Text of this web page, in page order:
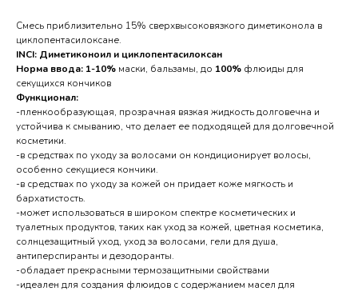
Смесь приблизительно 15% сверхвысоковязкого диметиконола в
циклопентасилоксане.
INCI: Диметиконоил и циклопентасилоксан
Норма ввода: 1-10% маски, бальзамы, до 100% флюиды для
секущихся кончиков
Функционал:
-пленкообразующая, прозрачная вязкая жидкость долговечна и
устойчива к смыванию, что делает ее подходящей для долговечной
косметики.
-в средствах по уходу за волосами он кондиционирует волосы,
особенно секущиеся кончики.
-в средствах по уходу за кожей он придает коже мягкость и
бархатистость.
-может использоваться в широком спектре косметических и
туалетных продуктов, таких как уход за кожей, цветная косметика,
солнцезащитный уход, уход за волосами, гели для душа,
антиперспиранты и дезодоранты.
-обладает прекрасными термозащитными свойствами
-идеален для создания флюидов с содержанием масел для